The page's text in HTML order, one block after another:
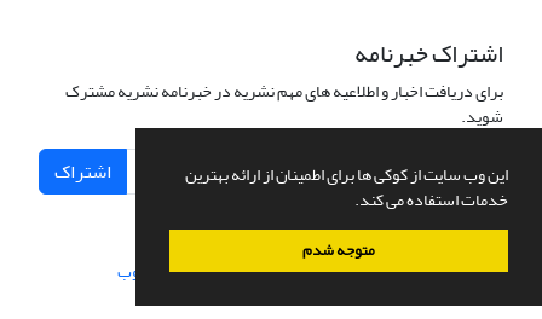
این وب سایت از کوکی ها برای اطمینان از ارائه بهترین
خدمات استفاده می کند.
متوجه شدم
اشتراک خبرنامه
برای دریافت اخبار و اطلاعیه های مهم نشریه در خبرنامه نشریه مشترک
شوید.
اشتراک
سامانه مدیریت نشریات علمی.طراحی و پیاده سازی از سیناوب